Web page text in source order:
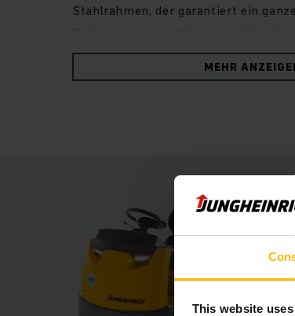
This website
Stahlrahmen, der garantiert ein
Sitzposition gut sichtbar und einfach
und komfortable Fahrerplatz bietet
MEHR